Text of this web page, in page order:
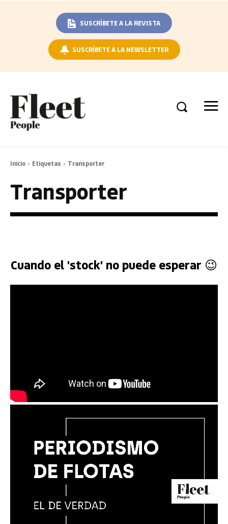
SUSCRÍBETE A LA REVISTA
SUSCRÍBETE A LA NEWSLETTER
Inicio Etiquetas Transporter
Transporter
Cuando el 'stock' no puede esperar 😉